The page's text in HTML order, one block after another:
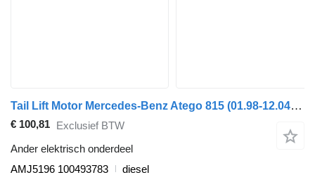
Tail Lift Motor Mercedes-Benz Atego 815 (01.98-12.04) AMJ5196 voor Mercedes-Benz Atego, Atego 2, Atego 3 (1996-) vrachtwagen
€ 100,81 Exclusief BTW
Ander elektrisch onderdeel
AMJ5196 100493783
diesel